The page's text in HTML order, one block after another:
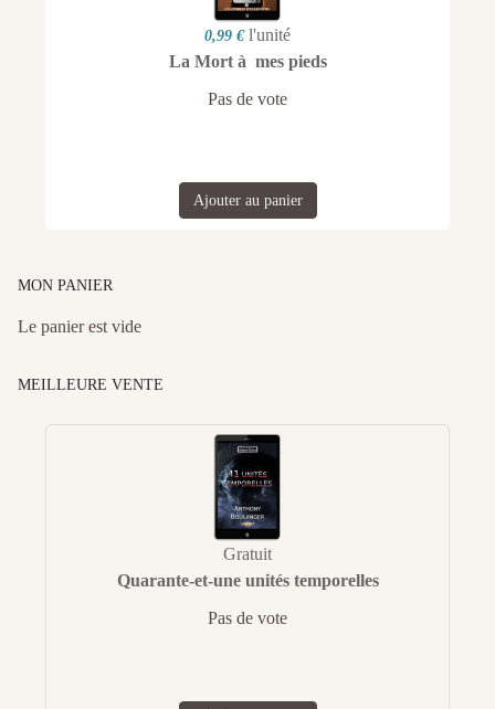
0,99 € l'unité
La Mort à mes pieds
Pas de vote
Ajouter au panier
MON PANIER
Le panier est vide
MEILLEURE VENTE
Gratuit
Quarante-et-une unités temporelles
Pas de vote